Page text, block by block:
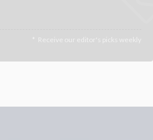
Receive our editor's picks weekly